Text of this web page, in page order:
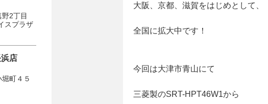
大阪、京都、滋賀をはじめとして、
全国に拡大中です！
今回は大津市青山にて
三菱製のSRT-HPT46W1から
2丁目
スプラザ
店
町４５